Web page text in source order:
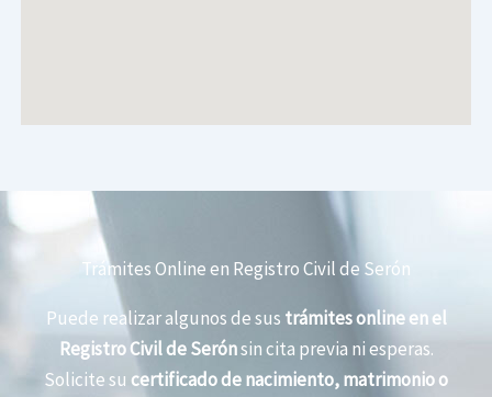
Trámites Online en Registro Civil de Serón
Puede realizar algunos de sus trámites online en el
Registro Civil de Serónsin cita previa ni esperas.
Solicite su certificado de nacimiento, matrimonio o